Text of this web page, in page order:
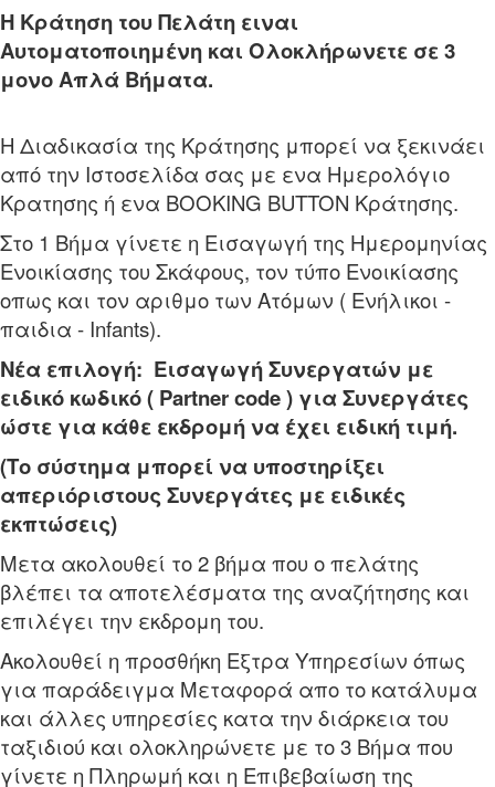
H Κράτηση του Πελάτη ειναι
Αυτοματοποιημένη και Ολοκλήρωνετε σε 3
μονο Απλά Βήματα.
Η Διαδικασία της Κράτησης μπορεί να ξεκινάει
από την Ιστοσελίδα σας με ενα Ημερολόγιο
Κρατησης ή ενα BOOKING BUTTON Κράτησης.
Στο 1 Βήμα γίνετε η Εισαγωγή της Ημερομηνίας
Ενοικίασης του Σκάφους, τον τύπο Ενοικίασης
οπως και τον αριθμο των Ατόμων ( Ενήλικοι -
παιδια - Infants).
Νέα επιλογή: Εισαγωγή Συνεργατών με
ειδικό κωδικό ( Partnercode ) για Συνεργάτες
ώστε για κάθε εκδρομή να έχει ειδική τιμή.
(Το σύστημα μπορεί να υποστηρίξει
απεριόριστους Συνεργάτες με ειδικές
εκπτώσεις)
Μετα ακολουθεί το 2 βήμα που ο πελάτης
βλέπει τα αποτελέσματα της αναζήτησης και
επιλέγει την εκδρομη του.
Ακολουθεί η προσθήκη Εξτρα Υπηρεσίων όπως
για παράδειγμα Μεταφορά απο το κατάλυμα
και άλλες υπηρεσίες κατα την διάρκεια του
ταξιδιού και ολοκληρώνετε με το 3 Βήμα που
γίνετε η Πληρωμή και η Επιβεβαίωση της